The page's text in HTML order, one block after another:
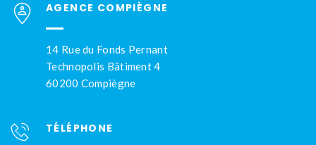
AGENCE COMPIÈGNE
14 Rue du Fonds Pernant
Technopolis Bâtiment 4
60200 Compiègne
TÉLÉPHONE